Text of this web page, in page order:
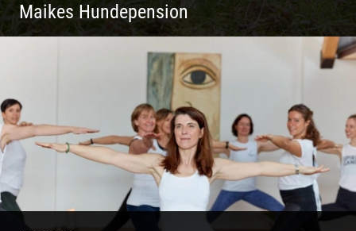
Maikes Hundepension
Tierisch lebendiges Shooting